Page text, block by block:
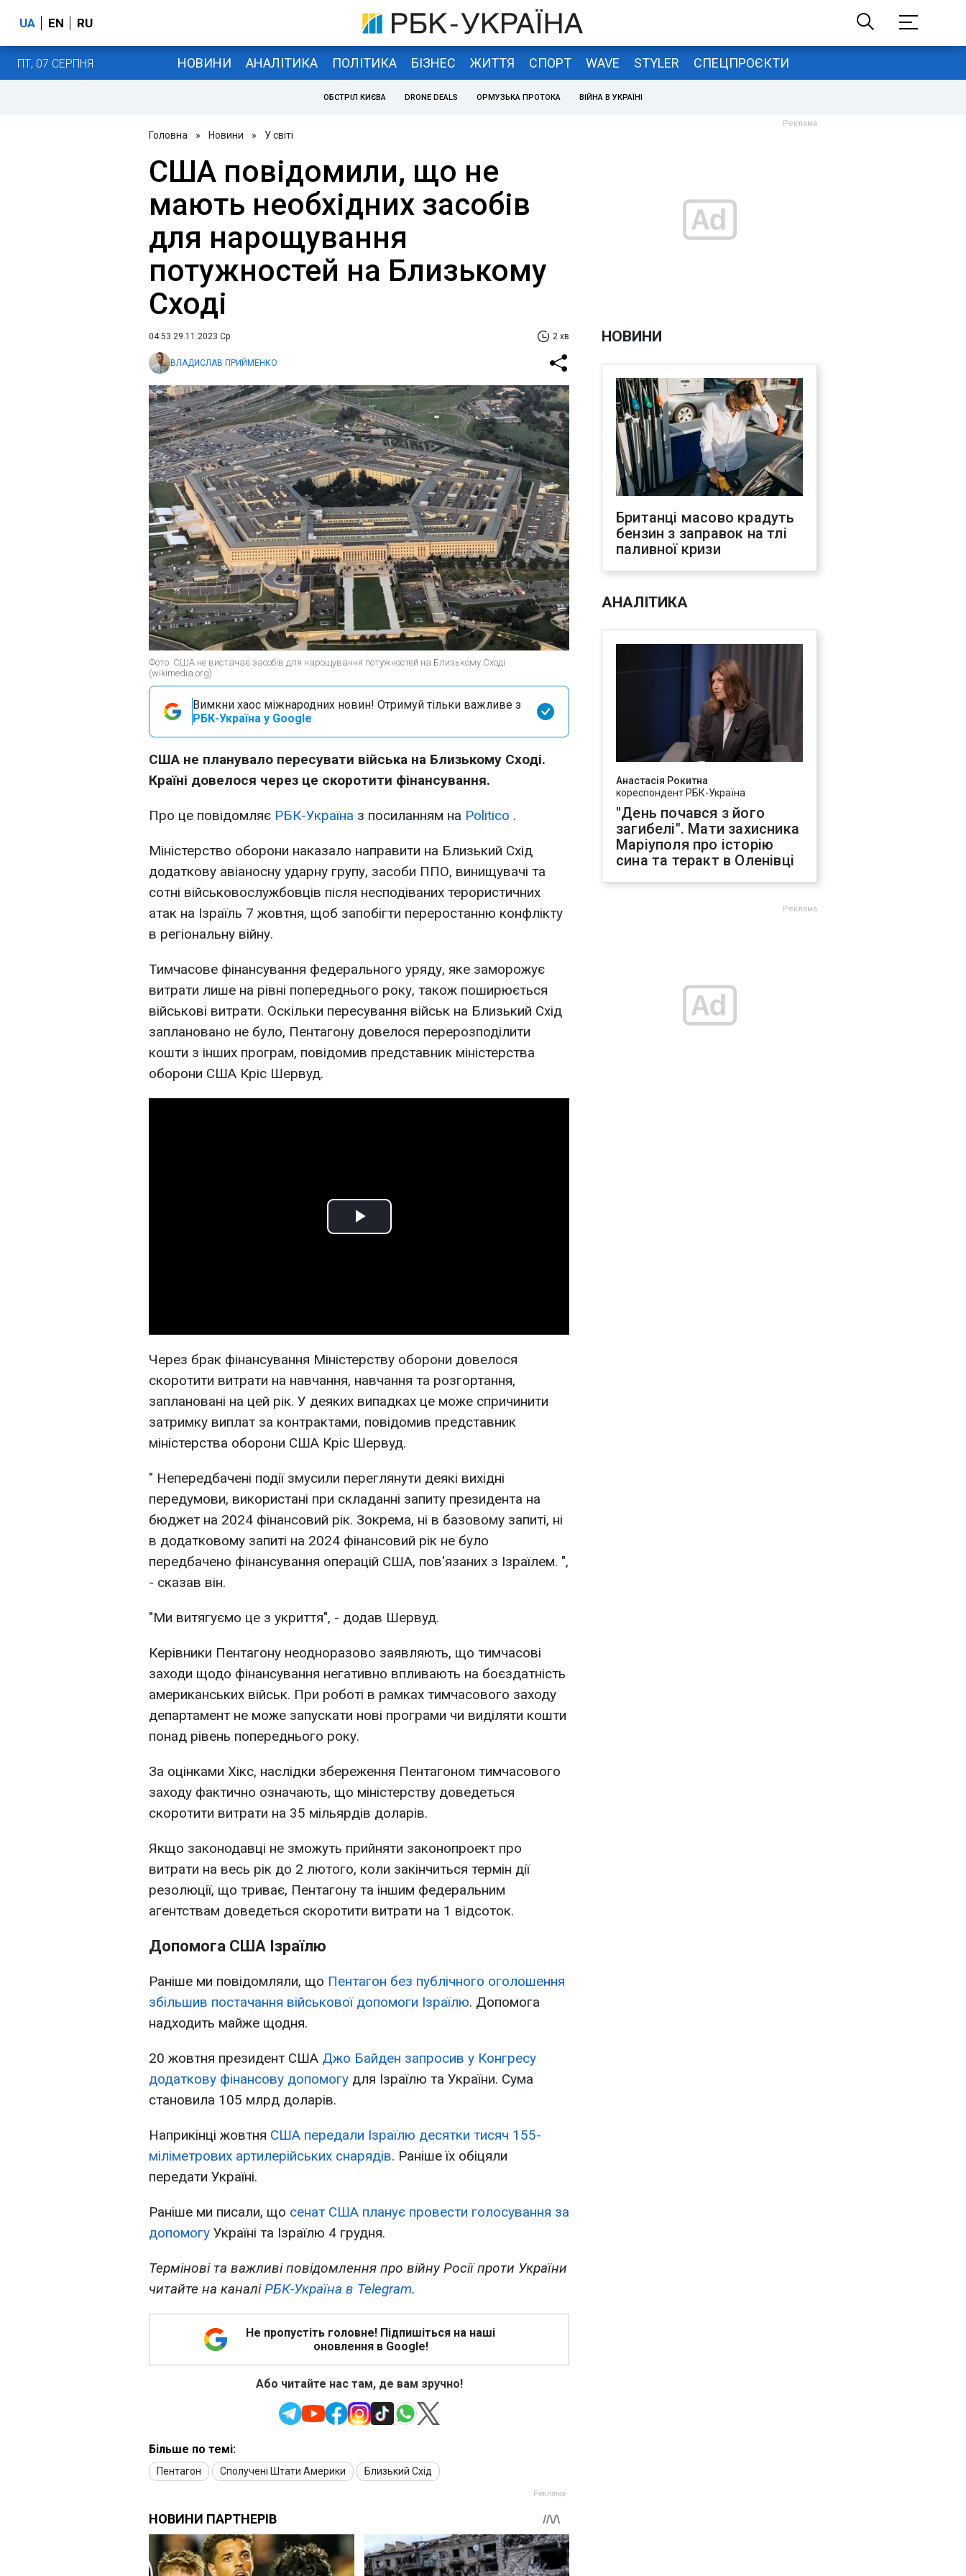
UA EN RU
ПТ, 07 СЕРПНЯ НОВИНИ АНАЛІТИКА ПОЛІТИКА БІЗНЕС ЖИТТЯ СПОРТ WAVE STYLER СПЕЦПРОЄКТИ
ОБСТРІЛ КИЄВА DRONE DEALS ОРМУЗЬКА ПРОТОКА ВІЙНА В УКРАЇНІ
Головна » Новини » У світі
США повідомили, що не
мають необхідних засобів
для нарощування
потужностей на Близькому
Сході
04:53 29.11.2023 Ср 2 хв
ВЛАДИСЛАВ ПРИЙМЕНКО
Фото: США не вистачає засобів для нарощування потужностей на Близькому Сході
(wikimedia.org)
Вимкни хаос міжнародних новин! Отримуй тільки важливе з
РБК-Україна у Google
США не планувало пересувати війська на Близькому Сході.
Країні довелося через це скоротити фінансування.
Про це повідомляє РБК-Україна з посиланням на Politico .
Міністерство оборони наказало направити на Близький Схід
додаткову авіаносну ударну групу, засоби ППО, винищувачі та
сотні військовослужбовців після несподіваних терористичних
атак на Ізраїль 7 жовтня, щоб запобігти переростанню конфлікту
в регіональну війну.
Тимчасове фінансування федерального уряду, яке заморожує
витрати лише на рівні попереднього року, також поширюється
військові витрати. Оскільки пересування військ на Близький Схід
заплановано не було, Пентагону довелося перерозподілити
кошти з інших програм, повідомив представник міністерства
оборони США Кріс Шервуд.
Play
Через брак фінансування Міністерству оборони довелося
скоротити витрати на навчання, навчання та розгортання,
заплановані на цей рік. У деяких випадках це може спричинити
затримку виплат за контрактами, повідомив представник
міністерства оборони США Кріс Шервуд.
" Непередбачені події змусили переглянути деякі вихідні
передумови, використані при складанні запиту президента на
бюджет на 2024 фінансовий рік. Зокрема, ні в базовому запиті, ні
в додатковому запиті на 2024 фінансовий рік не було
передбачено фінансування операцій США, пов'язаних з Ізраїлем. ",
- сказав він.
"Ми витягуємо це з укриття", - додав Шервуд.
Керівники Пентагону неодноразово заявляють, що тимчасові
заходи щодо фінансування негативно впливають на боєздатність
американських військ. При роботі в рамках тимчасового заходу
департамент не може запускати нові програми чи виділяти кошти
понад рівень попереднього року.
За оцінками Хікс, наслідки збереження Пентагоном тимчасового
заходу фактично означають, що міністерству доведеться
скоротити витрати на 35 мільярдів доларів.
Якщо законодавці не зможуть прийняти законопроект про
витрати на весь рік до 2 лютого, коли закінчиться термін дії
резолюції, що триває, Пентагону та іншим федеральним
агентствам доведеться скоротити витрати на 1 відсоток.
Допомога США Ізраїлю
Раніше ми повідомляли, що Пентагон без публічного оголошення
збільшив постачання військової допомоги Ізраїлю. Допомога
надходить майже щодня.
20 жовтня президент США Джо Байден запросив у Конгресу
додаткову фінансову допомогу для Ізраїлю та України. Сума
становила 105 млрд доларів.
Наприкінці жовтня США передали Ізраїлю десятки тисяч 155-
міліметрових артилерійських снарядів. Раніше їх обіцяли
передати Україні.
Раніше ми писали, що сенат США планує провести голосування за
допомогу Україні та Ізраїлю 4 грудня.
Термінові та важливі повідомлення про війну Росії проти України
читайте на каналіРБК-Україна в Telegram.
Не пропустіть головне! Підпишіться на наші
оновлення в Google!
Або читайте нас там, де вам зручно!
Більше по темі:
Пентагон Сполучені Штати Америки Близький Схід
НОВИНИ
Британці масово крадуть
бензин з заправок на тлі
паливної кризи
АНАЛІТИКА
Анастасія Рокитна
кореспондент РБК-Україна
"День почався з його
загибелі". Мати захисника
Маріуполя про історію
сина та теракт в Оленівці